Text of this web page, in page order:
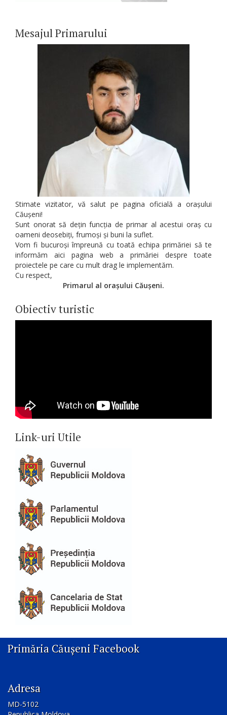
Mesajul Primarului
Stimate vizitator, vă salut pe pagina oficială a orașului
Căușeni!
Sunt onorat să dețin funcția de primar al acestui oraș cu
oameni deosebiți, frumoși și buni la suflet.
Vom fi bucuroși împreună cu toată echipa primăriei să te
informăm aici pagina web a primăriei despre toate
proiectele pe care cu mult drag le implementăm.
Cu respect,
Primarul al orașului Căușeni.
Obiectiv turistic
Link-uri Utile
Primăria Căușeni Facebook
Adresa
MD-5102